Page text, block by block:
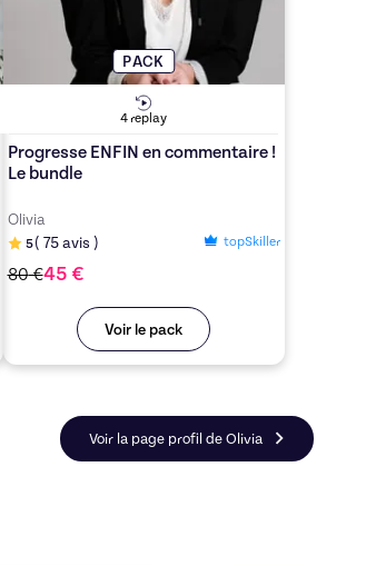
PACK
4 replay
Progresse ENFIN en commentaire !
Le bundle
Olivia
5(75avis ) topSkiller
80€45€
Voir le pack
Voir la page profil de Olivia